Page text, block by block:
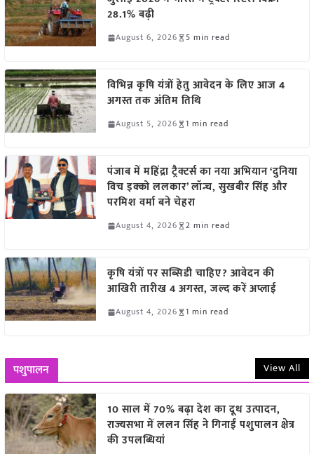
28.1% बढ़ी
August 6, 2026 5 min read
विभिन्न कृषि यंत्रों हेतु आवेदन के लिए आज 4
अगस्त तक अंतिम तिथि
August 5, 2026 1 min read
पंजाब में महिंद्रा ट्रैक्टर्स का नया अभियान ‘दुनिया
विच इक्को ललकार’ लॉन्च, सुखबीर सिंह और
परमिश वर्मा बने चेहरा
August 4, 2026 2 min read
कृषि यंत्रों पर सब्सिडी चाहिए? आवेदन की
आखिरी तारीख 4 अगस्त, जल्द करें अप्लाई
August 4, 2026 1 min read
पशुपालन View All
10 साल में 70% बढ़ा देश का दूध उत्पादन,
राज्यसभा में ललन सिंह ने गिनाईं पशुपालन क्षेत्र
की उपलब्धियां